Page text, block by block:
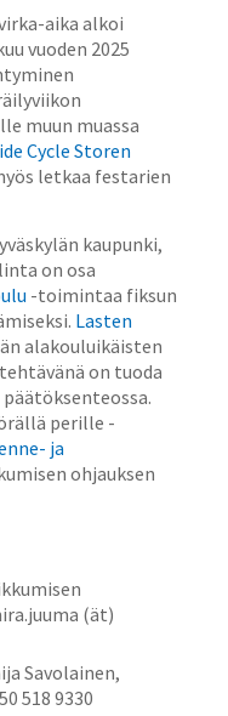
aika alkoi
vuoden 2025
muun muassa
Cycle Storen
letkaa festarien
kaupunki,
on osa
-toimintaa fiksun
Lasten
alakouluikäisten
on tuoda
perille -
ja
ohjauksen
(ät)
Savolainen,
518 9330